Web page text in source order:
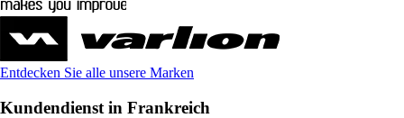
Entdecken Sie alle unsere Marken
Kundendienst in Frankreich